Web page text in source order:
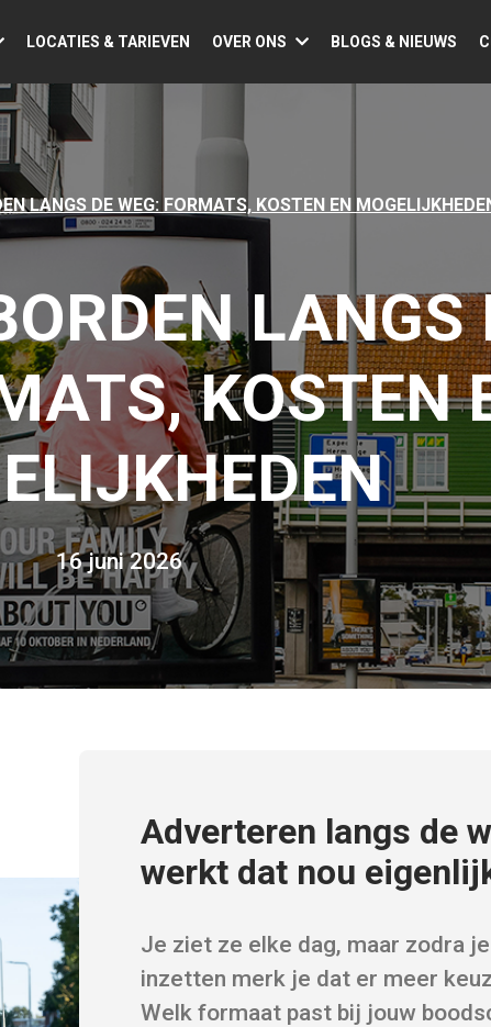
LOCATIES & TARIEVEN OVER ONS BLOGS & NIEUWS
LANGS DE WEG: FORMATS, KOSTEN EN
LANGS
KOSTEN
16 juni 2026
Adverteren langs de
werkt dat nou
Je ziet ze elke dag, maar zodra
inzetten merk je dat er meer
Welk formaat past bij jouw